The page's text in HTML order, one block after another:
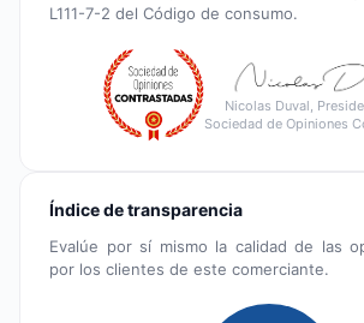
L111-7-2 del Código de consumo.
Nicolas Duval,
Sociedad de Opiniones
Índice de transparencia
Evalúe por sí mismo la calidad de las
por los clientes de este comerciante.